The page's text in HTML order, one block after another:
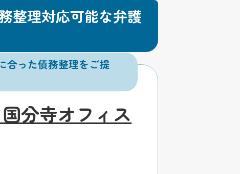
整理対応可能な弁護
合った債務整理をご提
分寺オフィス